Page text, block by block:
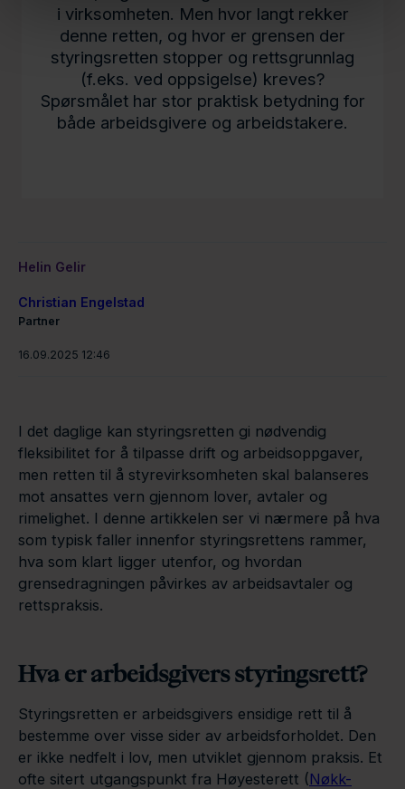
i virksomheten. Men hvor langt rekker
denne retten, og hvor er grensen der
styringsretten stopper og rettsgrunnlag
(f.eks. ved oppsigelse) kreves?
Spørsmålet har stor praktisk betydning for
både arbeidsgivere og arbeidstakere.
Helin Gelir
Christian Engelstad
Partner
16.09.2025 12:46
I det daglige kan styringsretten gi nødvendig
fleksibilitet for å tilpasse drift og arbeidsoppgaver,
men retten til å styrevirksomheten skal balanseres
mot ansattes vern gjennom lover, avtaler og
rimelighet. I denne artikkelen ser vi nærmere på hva
som typisk faller innenfor styringsrettens rammer,
hva som klart ligger utenfor, og hvordan
grensedragningen påvirkes av arbeidsavtaler og
rettspraksis.
Hva er arbeidsgivers styringsrett?
Styringsretten er arbeidsgivers ensidige rett til å
bestemme over visse sider av arbeidsforholdet. Den
er ikke nedfelt i lov, men utviklet gjennom praksis. Et
ofte sitert utgangspunkt fra Høyesterett (Nøkk-